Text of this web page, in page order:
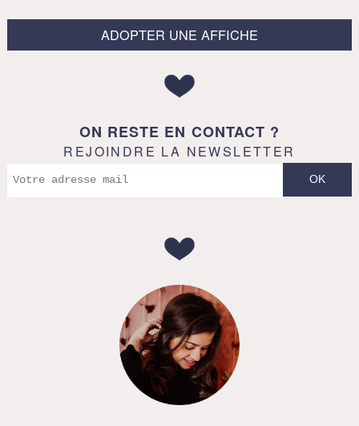
ADOPTER UNE AFFICHE
ON RESTE EN CONTACT ?
REJOINDRE LA NEWSLETTER